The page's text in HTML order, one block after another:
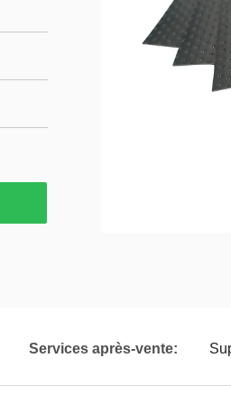
Services après-vente: